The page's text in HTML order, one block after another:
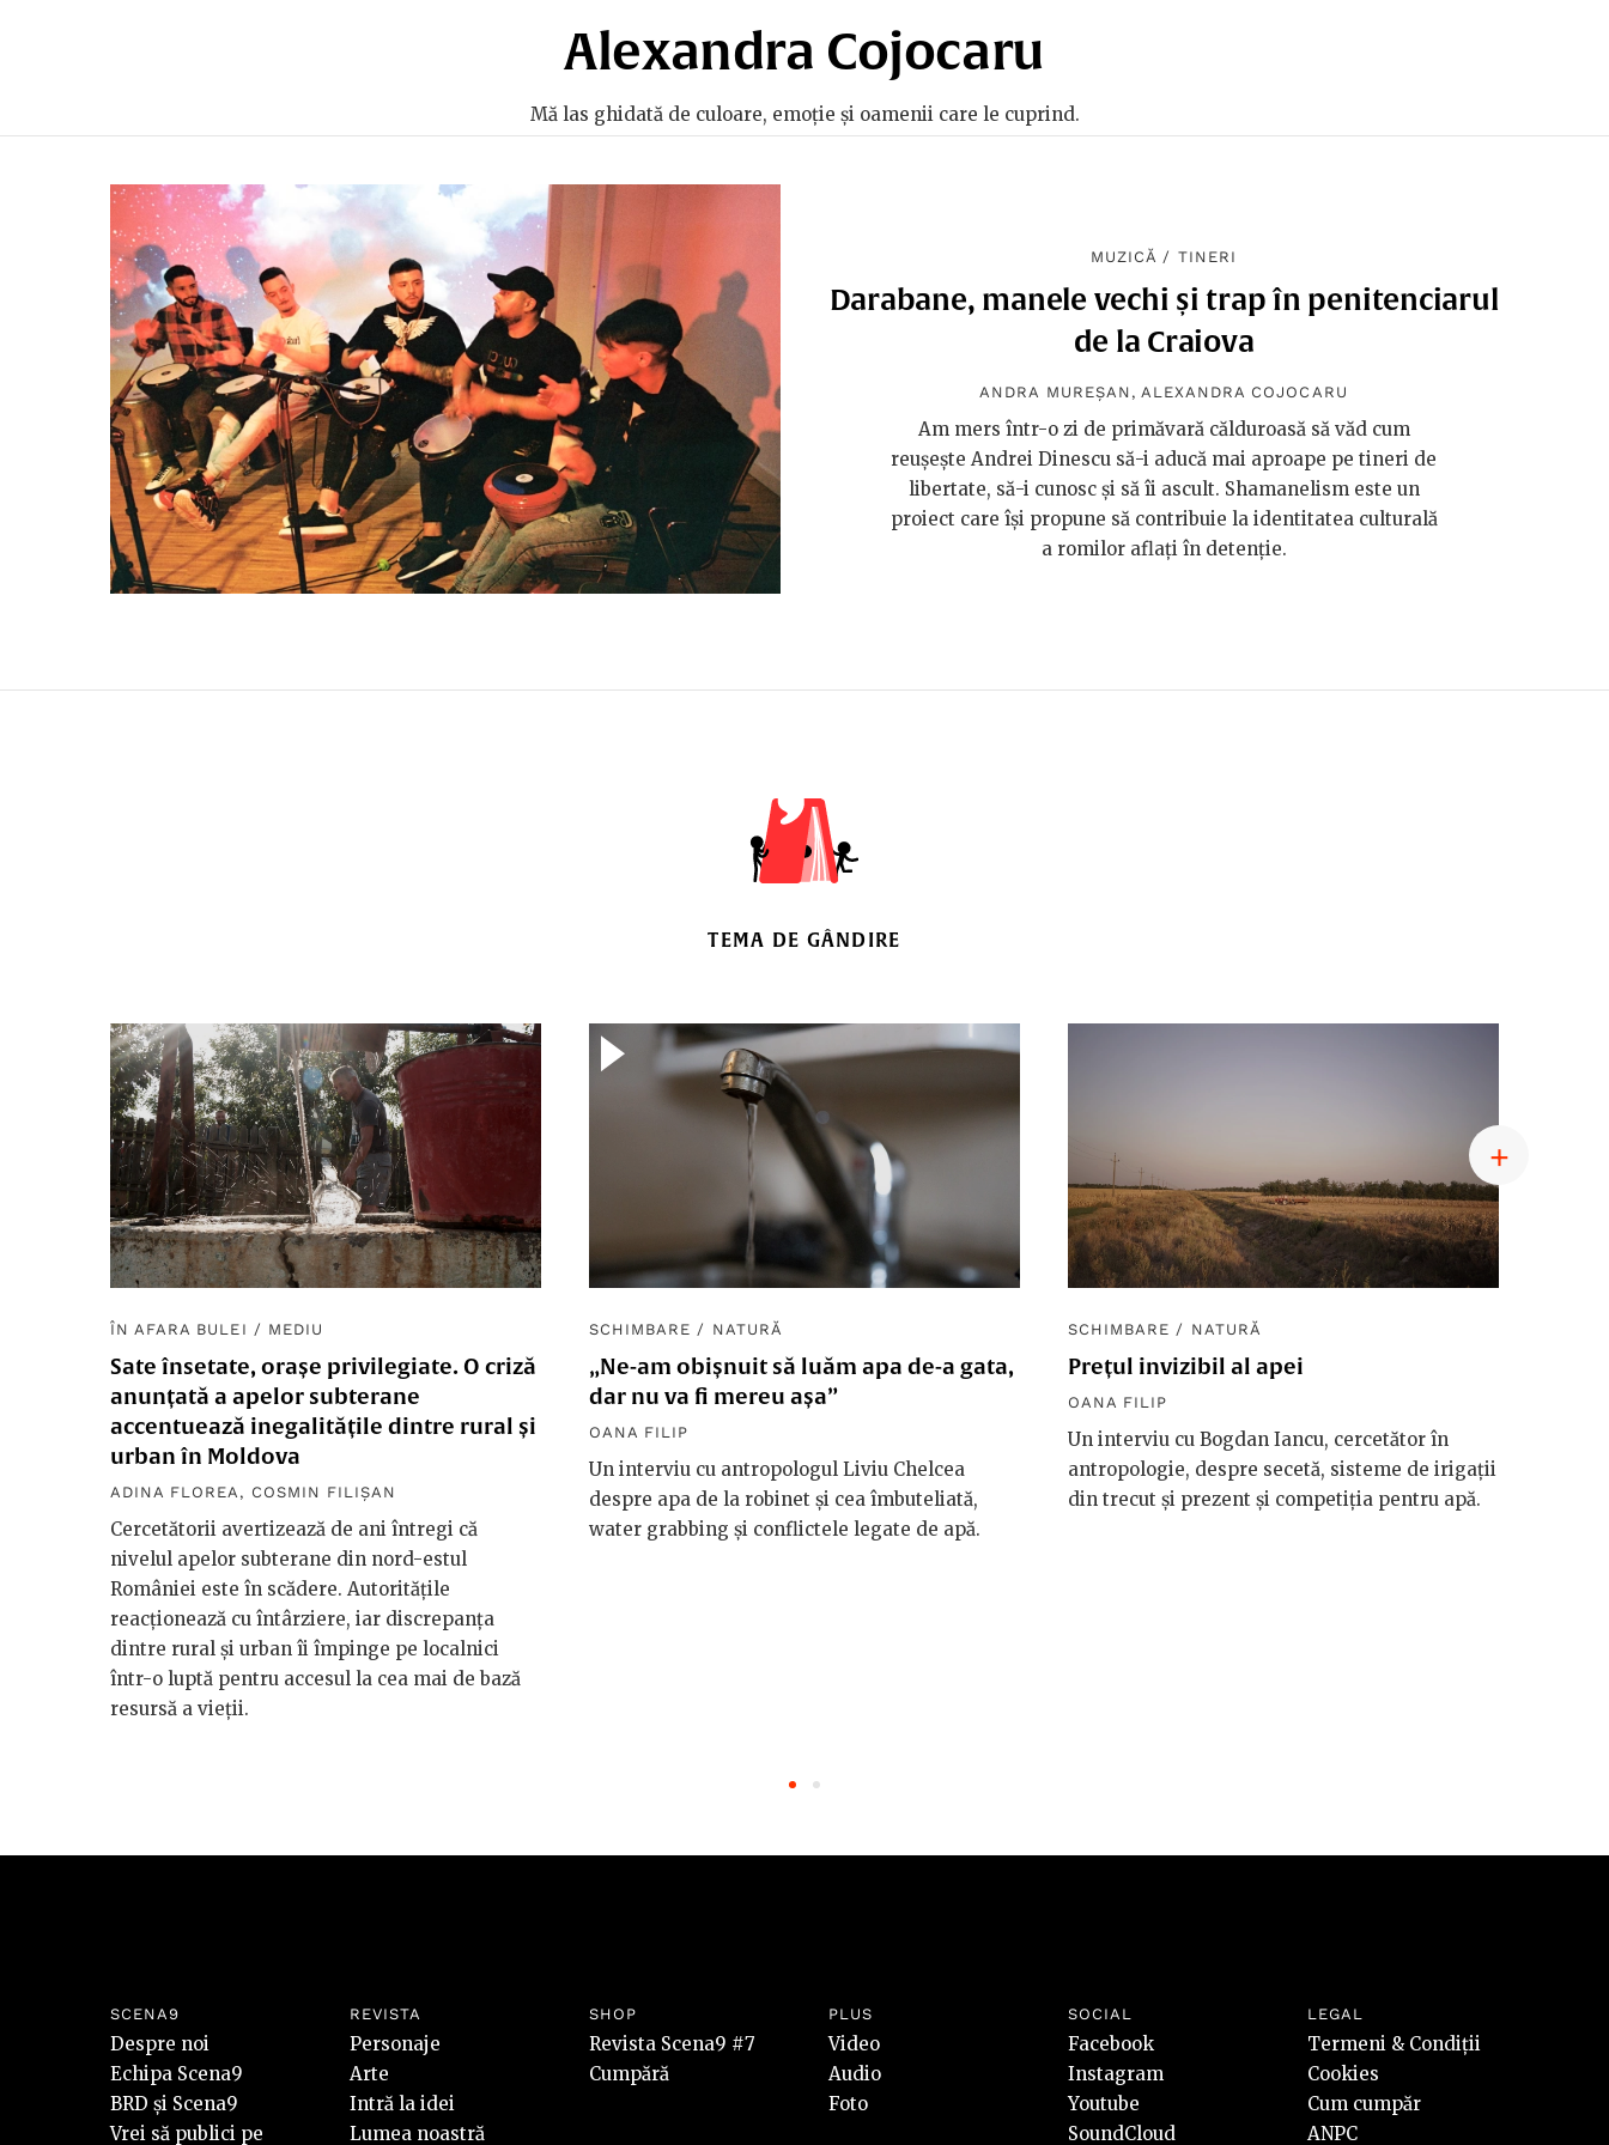
Alexandra Cojocaru
Mă las ghidată de culoare, emoție și oamenii care le cuprind.
MUZICĂ / TINERI
Darabane, manele vechi și trap în penitenciarul
de la Craiova
ANDRA MUREȘAN , ALEXANDRA COJOCARU
Am mers într-o zi de primăvară călduroasă să văd cum
reușește Andrei Dinescu să-i aducă mai aproape pe tineri de
libertate, să-i cunosc și să îi ascult. Shamanelism este un
proiect care își propune să contribuie la identitatea culturală
a romilor aflați în detenție.
TEMA DE GÂNDIRE
ÎN AFARA BULEI / MEDIU
Sate însetate, orașe privilegiate. O criză
anunțată a apelor subterane
accentuează inegalitățile dintre rural și
urban în Moldova
ADINA FLOREA , COSMIN FILIȘAN
Cercetătorii avertizează de ani întregi că
nivelul apelor subterane din nord-estul
României este în scădere. Autoritățile
reacționează cu întârziere, iar discrepanța
dintre rural și urban îi împinge pe localnici
într-o luptă pentru accesul la cea mai de bază
resursă a vieții.
SCHIMBARE / NATURĂ
„Ne-am obișnuit să luăm apa de-a gata,
dar nu va fi mereu așa”
OANA FILIP
Un interviu cu antropologul Liviu Chelcea
despre apa de la robinet și cea îmbuteliată,
water grabbing și conflictele legate de apă.
SCHIMBARE / NATURĂ
Prețul invizibil al apei
OANA FILIP
Un interviu cu Bogdan Iancu, cercetător în
antropologie, despre secetă, sisteme de irigații
din trecut și prezent și competiția pentru apă.
SCENA9
Despre noi
Echipa Scena9
BRD și Scena9
Vrei să publici pe
REVISTA
Personaje
Arte
Intră la idei
Lumea noastră
SHOP
Revista Scena9 #7
Cumpără
PLUS
Video
Audio
Foto
SOCIAL
Facebook
Instagram
Youtube
SoundCloud
LEGAL
Termeni & Condiții
Cookies
Cum cumpăr
ANPC